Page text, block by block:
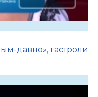
давно», гастроли